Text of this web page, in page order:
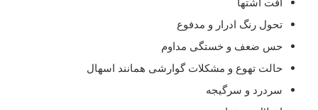
افت اشتها
تحول رنگ ادرار و مدفوع
حس ضعف و خستگی مداوم
حالت تهوع و مشکلات گوارشی همانند اسهال
سردرد و سرگیجه